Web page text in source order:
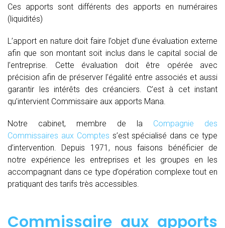
Ces apports sont différents des apports en numéraires
(liquidités)
L’apport en nature doit faire l’objet d’une évaluation externe
afin que son montant soit inclus dans le capital social de
l’entreprise. Cette évaluation doit être opérée avec
précision afin de préserver l’égalité entre associés et aussi
garantir les intérêts des créanciers. C’est à cet instant
qu’intervient Commissaire aux apports Mana.
Notre cabinet, membre de la Compagnie des
Commissaires aux Comptes s’est spécialisé dans ce type
d’intervention. Depuis 1971, nous faisons bénéficier de
notre expérience les entreprises et les groupes en les
accompagnant dans ce type d’opération complexe tout en
pratiquant des tarifs très accessibles.
Commissaire aux apports